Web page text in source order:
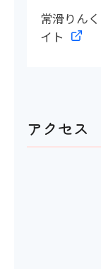
常滑りん
イト
アクセス